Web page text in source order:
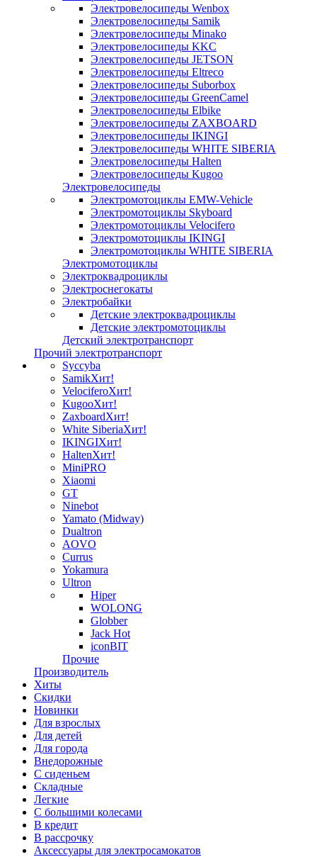
Электровелосипеды Wenbox
Электровелосипеды Samik
Электровелосипеды Minako
Электровелосипеды KKC
Электровелосипеды JETSON
Электровелосипеды Eltreco
Электровелосипеды Suborbox
Электровелосипеды GreenCamel
Электровелосипеды Elbike
Электровелосипеды ZAXBOARD
Электровелосипеды IKINGI
Электровелосипеды WHITE SIBERIA
Электровелосипеды Halten
Электровелосипеды Kugoo
Электровелосипеды
Электромотоциклы EMW-Vehicle
Электромотоциклы Skyboard
Электромотоциклы Velocifero
Электромотоциклы IKINGI
Электромотоциклы WHITE SIBERIA
Электромотоциклы
Электроквадроциклы
Электроснегокаты
Электробайки
Детские электроквадроциклы
Детские электромотоциклы
Детский электротранспорт
Прочий электротранспорт
Syccyba
SamikХит!
VelociferoХит!
KugooХит!
ZaxboardХит!
White SiberiaХит!
IKINGIХит!
HaltenХит!
MiniPRO
Xiaomi
GT
Ninebot
Yamato (Midway)
Dualtron
AOVO
Currus
Yokamura
Ultron
Hiper
WOLONG
Globber
Jack Hot
iconBIT
Прочие
Производитель
Хиты
Скидки
Новинки
Для взрослых
Для детей
Для города
Внедорожные
С сиденьем
Складные
Легкие
С большими колесами
В кредит
В рассрочку
Аксессуары для электросамокатов